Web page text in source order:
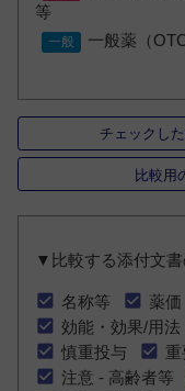
等
一般薬（OTC
チェックし
比較用
▼比較する添付文書
名称等 薬価
効能・効果/用法
慎重投与
重
注意 - 高齢者等